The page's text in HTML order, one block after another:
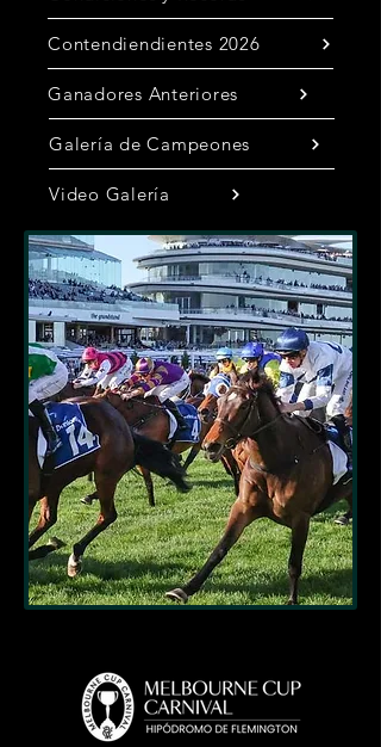
Contendiendientes 2026
Ganadores Anteriores
Galería de Campeones
Video Galería